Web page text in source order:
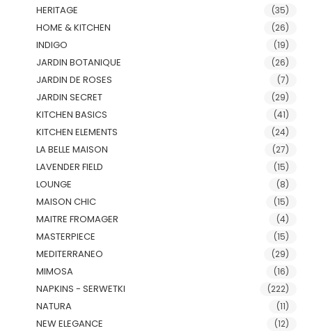
HERITAGE (35)
HOME & KITCHEN (26)
INDIGO (19)
JARDIN BOTANIQUE (26)
JARDIN DE ROSES (7)
JARDIN SECRET (29)
KITCHEN BASICS (41)
KITCHEN ELEMENTS (24)
LA BELLE MAISON (27)
LAVENDER FIELD (15)
LOUNGE (8)
MAISON CHIC (15)
MAITRE FROMAGER (4)
MASTERPIECE (15)
MEDITERRANEO (29)
MIMOSA (16)
NAPKINS - SERWETKI (222)
NATURA (11)
NEW ELEGANCE (12)